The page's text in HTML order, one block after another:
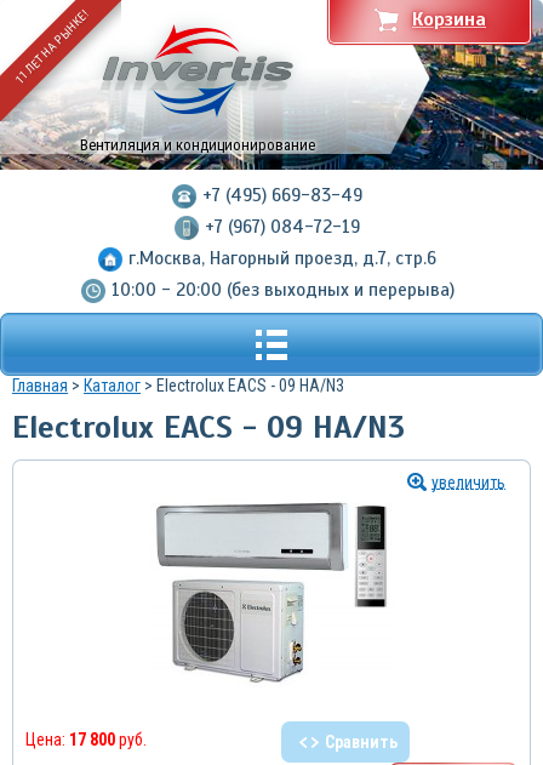
11 ЛЕТ НА РЫНКЕ!
Вентиляция и кондиционирование
+7 (495) 669-83-49
+7 (967) 084-72-19
г.Москва, Нагорный проезд, д.7, стр.6
10:00 - 20:00 (без выходных и перерыва)
Корзина
Главная > Каталог > Electrolux EACS - 09 HA/N3
Electrolux EACS - 09 HA/N3
увеличить
Цена: 17 800руб. Сравнить